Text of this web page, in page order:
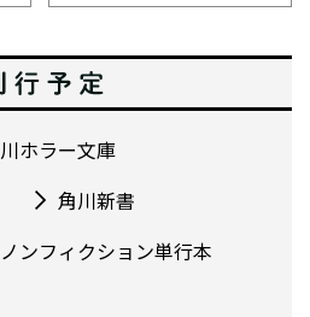
ホラー文庫
角川新書
ノンフィクション単行本